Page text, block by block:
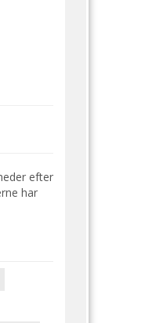
efter
har